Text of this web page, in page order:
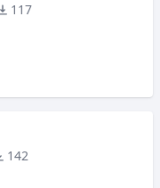
117
142